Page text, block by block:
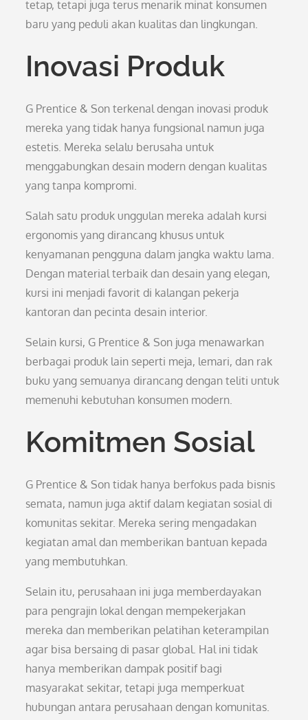
tetap, tetapi juga terus menarik minat konsumen
baru yang peduli akan kualitas dan lingkungan.
Inovasi Produk
G Prentice & Son terkenal dengan inovasi produk
mereka yang tidak hanya fungsional namun juga
estetis. Mereka selalu berusaha untuk
menggabungkan desain modern dengan kualitas
yang tanpa kompromi.
Salah satu produk unggulan mereka adalah kursi
ergonomis yang dirancang khusus untuk
kenyamanan pengguna dalam jangka waktu lama.
Dengan material terbaik dan desain yang elegan,
kursi ini menjadi favorit di kalangan pekerja
kantoran dan pecinta desain interior.
Selain kursi, G Prentice & Son juga menawarkan
berbagai produk lain seperti meja, lemari, dan rak
buku yang semuanya dirancang dengan teliti untuk
memenuhi kebutuhan konsumen modern.
Komitmen Sosial
G Prentice & Son tidak hanya berfokus pada bisnis
semata, namun juga aktif dalam kegiatan sosial di
komunitas sekitar. Mereka sering mengadakan
kegiatan amal dan memberikan bantuan kepada
yang membutuhkan.
Selain itu, perusahaan ini juga memberdayakan
para pengrajin lokal dengan mempekerjakan
mereka dan memberikan pelatihan keterampilan
agar bisa bersaing di pasar global. Hal ini tidak
hanya memberikan dampak positif bagi
masyarakat sekitar, tetapi juga memperkuat
hubungan antara perusahaan dengan komunitas.